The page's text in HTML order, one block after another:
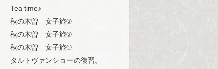
Tea time♪
秋の木曽 女子旅③
秋の木曽 女子旅②
秋の木曽 女子旅①
タルトヴァンショーの復習。